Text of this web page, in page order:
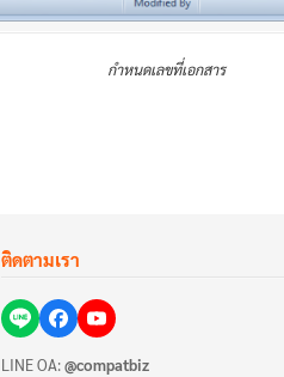
กำหนดเลขที่เอกสาร
ติดตามเรา
LINE OA:@compatbiz